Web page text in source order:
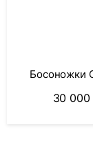
Босоножки
30 000